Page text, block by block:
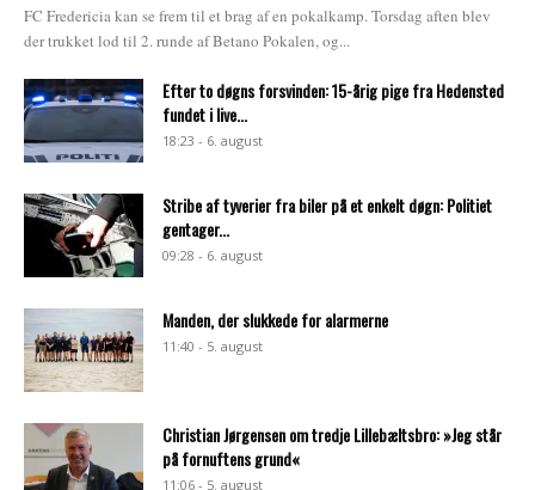
FC Fredericia kan se frem til et brag af en pokalkamp. Torsdag aften blev
der trukket lod til 2. runde af Betano Pokalen, og...
Efter to døgns forsvinden: 15-årig pige fra Hedensted
fundet i live...
18:23 - 6. august
Stribe af tyverier fra biler på et enkelt døgn: Politiet
gentager...
09:28 - 6. august
Manden, der slukkede for alarmerne
11:40 - 5. august
Christian Jørgensen om tredje Lillebæltsbro: »Jeg står
på fornuftens grund«
11:06 - 5. august